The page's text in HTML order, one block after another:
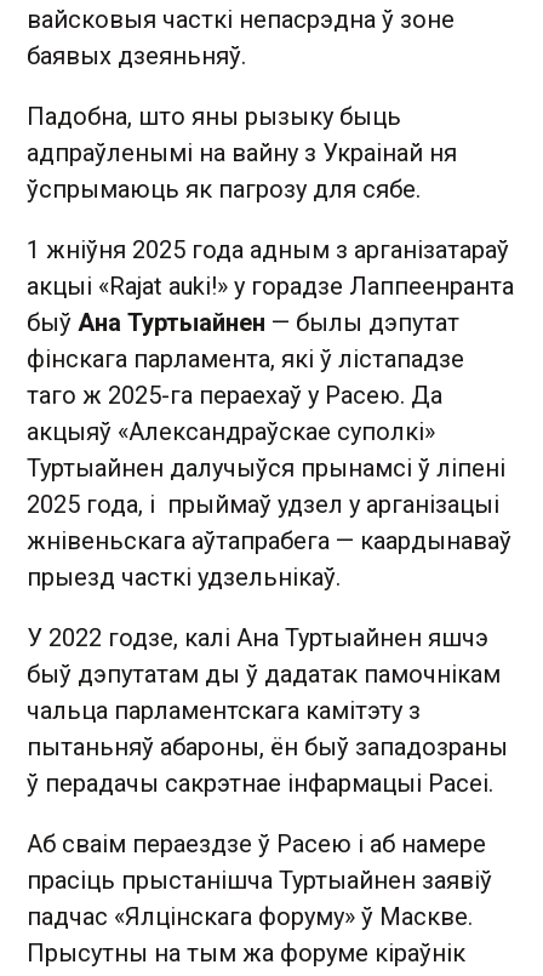
вайсковыя часткі непасрэдна ў зоне
баявых дзеяньняў.
Падобна, што яны рызыку быць
адпраўленымі на вайну з Украінай ня
ўспрымаюць як пагрозу для сябе.
1 жніўня 2025 года адным з арганізатараў
акцыі «Rajat auki!» у горадзе Лаппеенранта
быў Ана Туртыайнен — былы дэпутат
фінскага парламента, які ў лістападзе
таго ж 2025-га пераехаў у Расею. Да
акцыяў «Александраўскае суполкі»
Туртыайнен далучыўся прынамсі ў ліпені
2025 года, і прыймаў удзел у арганізацыі
жнівеньскага аўтапрабега — каардынаваў
прыезд часткі удзельнікаў.
У 2022 годзе, калі Ана Туртыайнен яшчэ
быў дэпутатам ды ў дадатак памочнікам
чальца парламентскага камітэту з
пытаньняў абароны, ён быў западозраны
ў перадачы сакрэтнае інфармацыі Расеі.
Аб сваім пераездзе ў Расею і аб намере
прасіць прыстанішча Туртыайнен заявіў
падчас «Ялцінскага форуму» ў Маскве.
Прысутны на тым жа форуме кіраўнік